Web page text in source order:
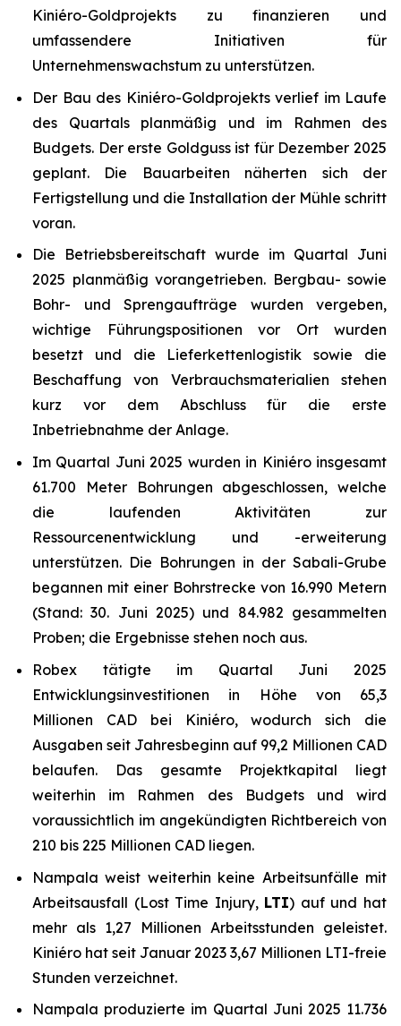
Kiniéro-Goldprojekts zu finanzieren und
umfassendere Initiativen für
Unternehmenswachstum zu unterstützen.
Der Bau des Kiniéro-Goldprojekts verlief im Laufe
des Quartals planmäßig und im Rahmen des
Budgets. Der erste Goldguss ist für Dezember 2025
geplant. Die Bauarbeiten näherten sich der
Fertigstellung und die Installation der Mühle schritt
voran.
Die Betriebsbereitschaft wurde im Quartal Juni
2025 planmäßig vorangetrieben. Bergbau- sowie
Bohr- und Sprengaufträge wurden vergeben,
wichtige Führungspositionen vor Ort wurden
besetzt und die Lieferkettenlogistik sowie die
Beschaffung von Verbrauchsmaterialien stehen
kurz vor dem Abschluss für die erste
Inbetriebnahme der Anlage.
Im Quartal Juni 2025 wurden in Kiniéro insgesamt
61.700 Meter Bohrungen abgeschlossen, welche
die laufenden Aktivitäten zur
Ressourcenentwicklung und -erweiterung
unterstützen. Die Bohrungen in der Sabali-Grube
begannen mit einer Bohrstrecke von 16.990 Metern
(Stand: 30. Juni 2025) und 84.982 gesammelten
Proben; die Ergebnisse stehen noch aus.
Robex tätigte im Quartal Juni 2025
Entwicklungsinvestitionen in Höhe von 65,3
Millionen CAD bei Kiniéro, wodurch sich die
Ausgaben seit Jahresbeginn auf 99,2 Millionen CAD
belaufen. Das gesamte Projektkapital liegt
weiterhin im Rahmen des Budgets und wird
voraussichtlich im angekündigten Richtbereich von
210 bis 225 Millionen CAD liegen.
Nampala weist weiterhin keine Arbeitsunfälle mit
Arbeitsausfall (Lost Time Injury, LTI) auf und hat
mehr als 1,27 Millionen Arbeitsstunden geleistet.
Kiniéro hat seit Januar 2023 3,67 Millionen LTI-freie
Stunden verzeichnet.
Nampala produzierte im Quartal Juni 2025 11.736